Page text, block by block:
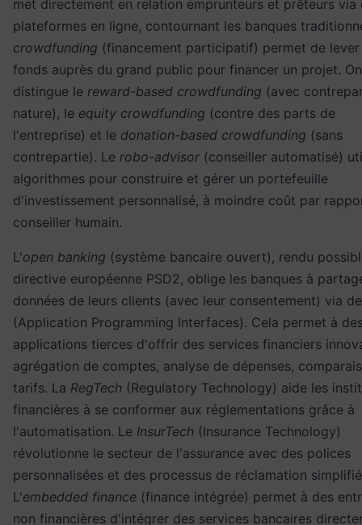
met directement en relation emprunteurs et prêteurs via
plateformes en ligne, contournant les banques
crowdfunding (financement participatif) permet de lever
fonds auprès du grand public pour financer un projet. On
distingue le reward-based crowdfunding (avec
nature), le equity crowdfunding (contre des parts de
l'entreprise) et le donation-based crowdfunding (sans
contrepartie). Le robo-advisor (conseiller automatisé)
algorithmes pour construire et gérer un portefeuille
d'investissement personnalisé, à moindre coût par
conseiller humain.
L'open banking (système bancaire ouvert), rendu
directive européenne PSD2, oblige les banques à
données de leurs clients (avec leur consentement) via
(Application Programming Interfaces). Cela permet à
applications tierces d'offrir des services financiers
agrégation de comptes, analyse de dépenses,
tarifs. La RegTech (Regulatory Technology) aide les
financières à se conformer aux réglementations grâce à
l'automatisation. Le InsurTech (Insurance Technology)
révolutionne le secteur de l'assurance avec des polices
personnalisées et des processus de réclamation
L'embedded finance (finance intégrée) permet à des
non financières d'intégrer des services bancaires